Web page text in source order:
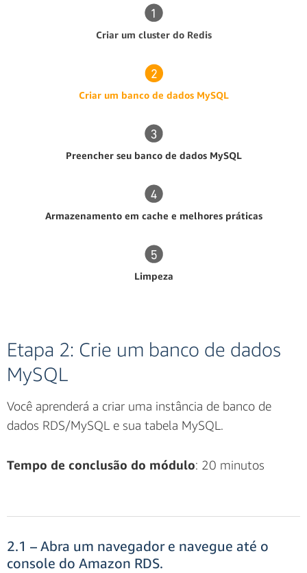
Criar um cluster do Redis
Criar um banco de dados MySQL
Preencher seu banco de dados MySQL
Armazenamento em cache e melhores práticas
Limpeza
Etapa 2: Crie um banco de dados
MySQL
Você aprenderá a criar uma instância de banco de
dados RDS/MySQL e sua tabela MySQL.
Tempo de conclusão do módulo: 20 minutos
2.1 – Abra um navegador e navegue até o
console do Amazon RDS.